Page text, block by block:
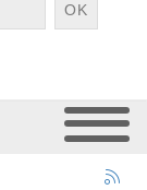
OK